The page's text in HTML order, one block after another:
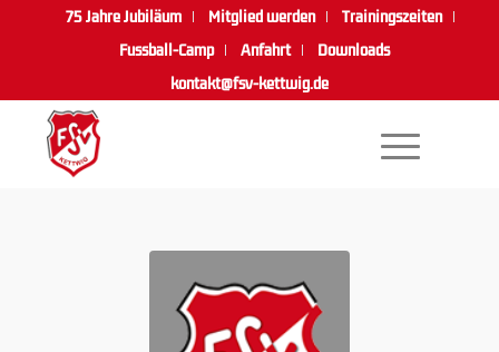
75 Jahre Jubiläum Mitglied werden
Trainingszeiten
Fussball-Camp
Anfahrt
Downloads
kontakt@fsv-kettwig.de